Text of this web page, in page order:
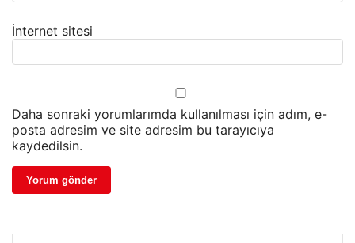
İnternet sitesi
Daha sonraki yorumlarımda kullanılması için adım, e-
posta adresim ve site adresim bu tarayıcıya
kaydedilsin.